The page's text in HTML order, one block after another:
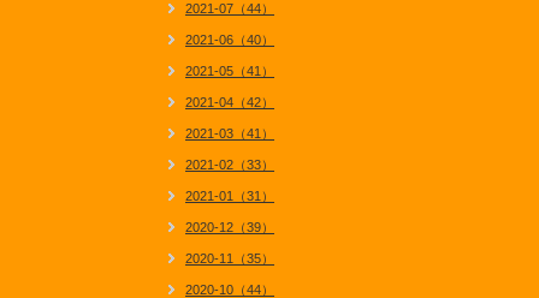
2021-07（44）
2021-06（40）
2021-05（41）
2021-04（42）
2021-03（41）
2021-02（33）
2021-01（31）
2020-12（39）
2020-11（35）
2020-10（44）